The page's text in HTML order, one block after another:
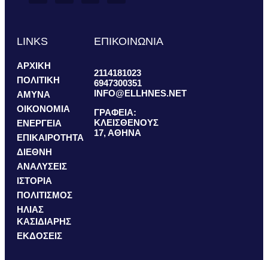
LINKS
ΑΡΧΙΚΗ
ΠΟΛΙΤΙΚΗ
ΑΜΥΝΑ
ΟΙΚΟΝΟΜΙΑ
ΕΝΕΡΓΕΙΑ
ΕΠΙΚΑΙΡΟΤΗΤΑ
ΔΙΕΘΝΗ
ΑΝΑΛΥΣΕΙΣ
ΙΣΤΟΡΙΑ
ΠΟΛΙΤΙΣΜΟΣ
ΗΛΙΑΣ
ΚΑΣΙΔΙΑΡΗΣ
ΕΚΔΟΣΕΙΣ
ΕΠΙΚΟΙΝΩΝΙΑ
2114181023
6947300351
INFO@ELLHNES.NET
ΓΡΑΦΕΙΑ:
ΚΛΕΙΣΘΕΝΟΥΣ
17, ΑΘΗΝΑ